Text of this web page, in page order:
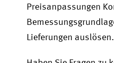
Preisanpassungen
Lieferungen auslösen.